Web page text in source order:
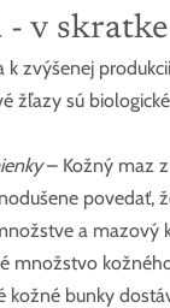
- v skratke
k zvýšenej
žľazy sú
– Kožný maz z
povedať,
a mazový
množstvo
bunky